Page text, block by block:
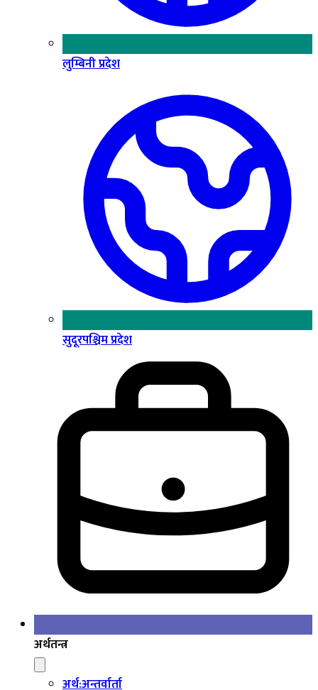
लुम्बिनी प्रदेश
सुदूरपश्चिम प्रदेश
अर्थतन्त्र
अर्थ:अन्तर्वार्ता